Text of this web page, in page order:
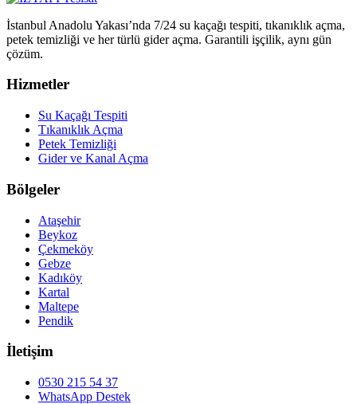
İstanbul Anadolu Yakası’nda 7/24 su kaçağı tespiti, tıkanıklık açma,
petek temizliği ve her türlü gider açma. Garantili işçilik, aynı gün
çözüm.
Hizmetler
Su Kaçağı Tespiti
Tıkanıklık Açma
Petek Temizliği
Gider ve Kanal Açma
Bölgeler
Ataşehir
Beykoz
Çekmeköy
Gebze
Kadıköy
Kartal
Maltepe
Pendik
İletişim
0530 215 54 37
WhatsApp Destek